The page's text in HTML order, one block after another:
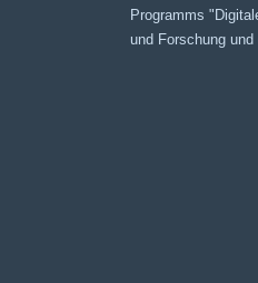
Programms
und Forschung